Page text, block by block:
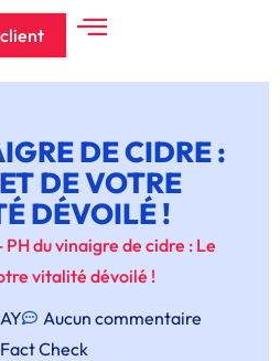
DE CIDRE :
DE VOTRE
DÉVOILÉ !
PH du vinaigre de cidre : Le
vitalité dévoilé !
Aucun commentaire
Fact Check